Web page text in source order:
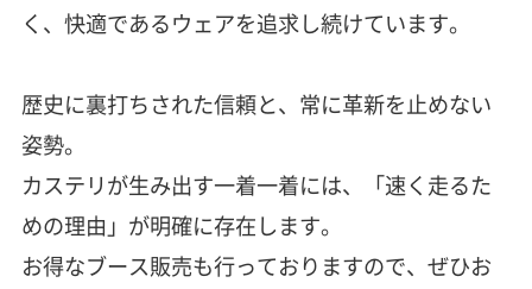
く、快適であるウェアを追求し続けています。
歴史に裏打ちされた信頼と、常に革新を止めない
姿勢。
カステリが生み出す一着一着には、「速く走るた
めの理由」が明確に存在します。
お得なブース販売も行っておりますので、ぜひお